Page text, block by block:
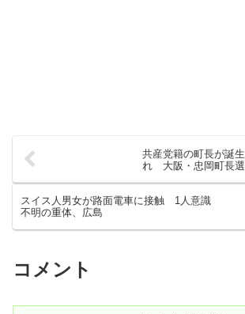
共産党籍の町長が誕
れ 大阪・忠岡町長選
スイス人男女が路面電車に接触 1人意識
不明の重体、広島
コメント